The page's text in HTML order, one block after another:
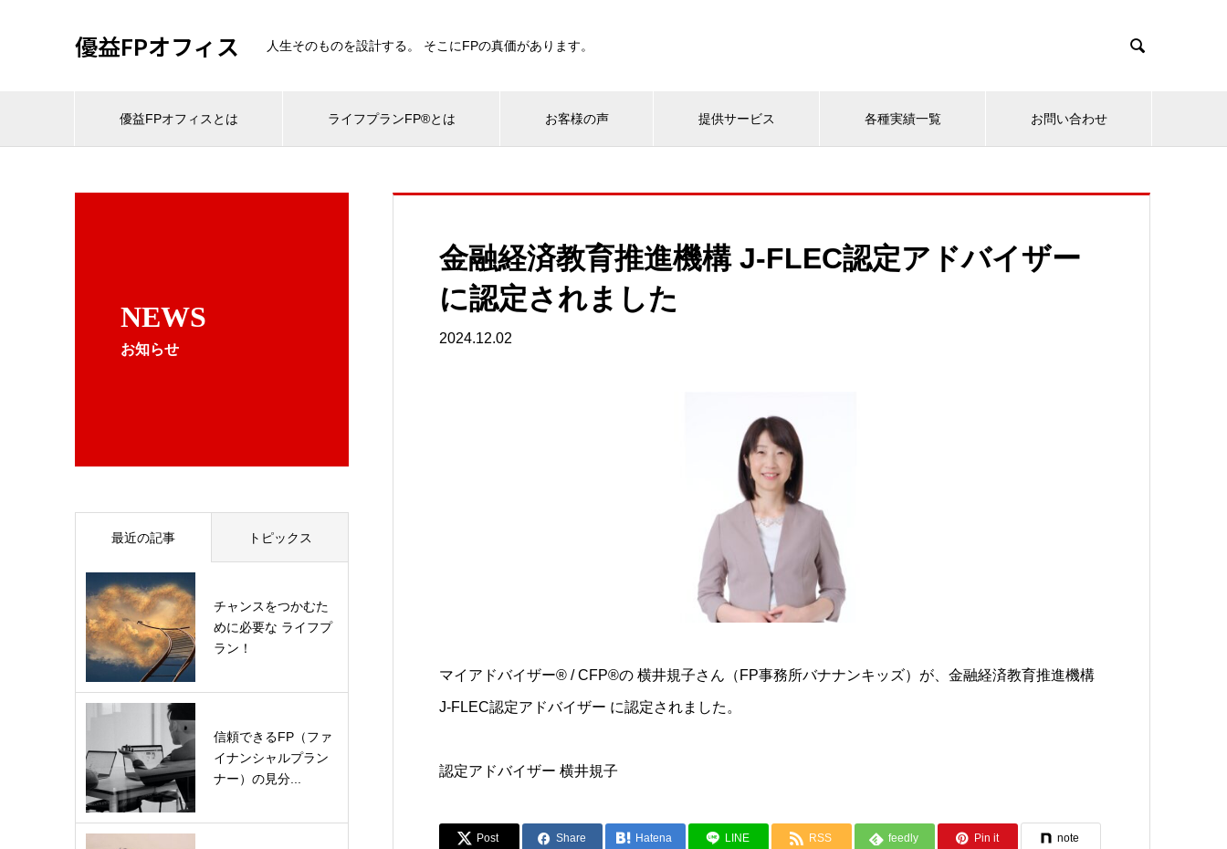
優益FPオフィス 人生そのものを設計する。 そこにFPの真価があります。 
優益FPオフィスとは ライフプランFP®とは お客様の声 提供サービス 各種実績一覧 お問い合わせ
NEWS
お知らせ
金融経済教育推進機構 J-FLEC認定アドバイザー
に認定されました
2024.12.02
マイアドバイザー® / CFP®の 横井規子さん（FP事務所バナナンキッズ）が、金融経済教育推進機構
J-FLEC認定アドバイザー に認定されました。
認定アドバイザー 横井規子
Post Share Hatena LINE RSS feedly Pin it note
最近の記事 トピックス
チャンスをつかむた
めに必要な ライフプ
ラン！
信頼できるFP（ファ
イナンシャルプラン
ナー）の見分...